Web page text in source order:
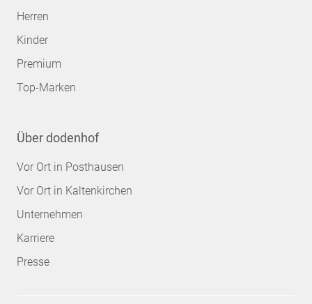
Herren
Kinder
Premium
Top-Marken
Über dodenhof
Vor Ort in Posthausen
Vor Ort in Kaltenkirchen
Unternehmen
Karriere
Presse